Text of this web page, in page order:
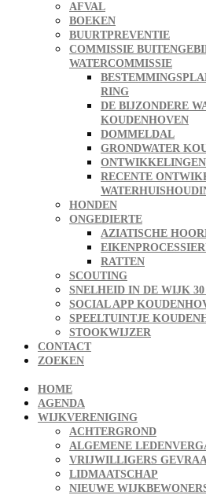
AFVAL
BOEKEN
BUURTPREVENTIE
COMMISSIE
WATERCOMMISSIE
RING
DE BIJZONDERE
KOUDENHOVEN
DOMMELDAL
GRONDWATER
RECENTE
HONDEN
ONGEDIERTE
AZIATISCHE
RATTEN
SCOUTING
SNELHEID IN DE WIJK
SOCIAL APP
SPEELTUINTJE
STOOKWIJZER
CONTACT
ZOEKEN
HOME
AGENDA
WIJKVERENIGING
ACHTERGROND
ALGEMENE
VRIJWILLIGERS
LIDMAATSCHAP
NIEUWE